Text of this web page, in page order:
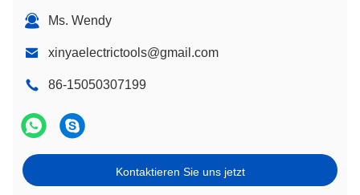
Ms. Wendy
xinyaelectrictools@gmail.com
86-15050307199
Kontaktieren Sie uns jetzt